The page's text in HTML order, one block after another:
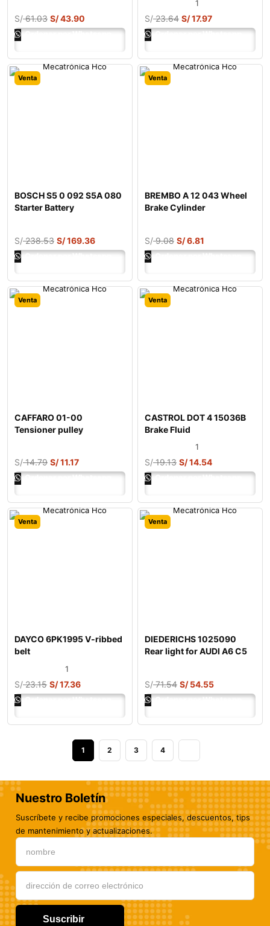
S/61.03 S/43.90
Ordenar por Whatsapp
1
S/23.64 S/17.97
Ordenar por Whatsapp
Venta
BOSCH S5 0 092 S5A 080
Starter Battery
S/238.53 S/169.36
Ordenar por Whatsapp
Venta
BREMBO A 12 043 Wheel
Brake Cylinder
S/9.08 S/6.81
Ordenar por Whatsapp
Venta
CAFFARO 01-00
Tensioner pulley
S/14.79 S/11.17
Ordenar por Whatsapp
Venta
CASTROL DOT 4 15036B
Brake Fluid
1
S/19.13 S/14.54
Ordenar por Whatsapp
Venta
DAYCO 6PK1995 V-ribbed
belt
1
S/23.15 S/17.36
Ordenar por Whatsapp
Venta
DIEDERICHS 1025090
Rear light for AUDI A6 C5
S/71.54 S/54.55
Ordenar por Whatsapp
1 2 3 4
Nuestro Boletín
Suscríbete y recibe promociones especiales, descuentos, tips
de mantenimiento y actualizaciones.
Suscribir